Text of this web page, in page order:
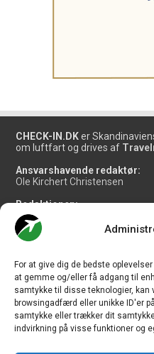
For at give dig de bedste
at gemme og/eller få adgang til
samtykke til disse teknologier, kan
browsingadfærd eller unikke ID'er
samtykke eller trækker dit
indvirkning på visse funktioner og
CHECK-IN.DK er
om luftfart og drives af
Ansvarshavende redaktør:
Ole Kirchert Christensen
Redaktionen:
Christian Granhøj Skouboe
Henrik Baumgarten
Danny Longhi Andreasen
Salg og jobannoncer:
salg@travelmedianordic.com
Vi tager ansvar for indholdet